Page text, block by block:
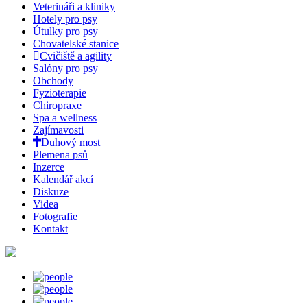
Veterináři a kliniky
Hotely pro psy
Útulky pro psy
Chovatelské stanice
Cvičiště a agility
Salóny pro psy
Obchody
Fyzioterapie
Chiropraxe
Spa a wellness
Zajímavosti
Duhový most
Plemena psů
Inzerce
Kalendář akcí
Diskuze
Videa
Fotografie
Kontakt